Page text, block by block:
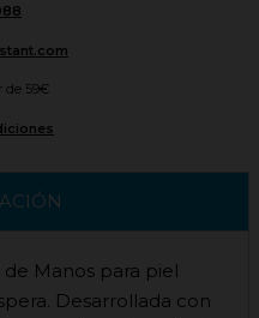
de 59€
Manos para piel
Desarrollada con